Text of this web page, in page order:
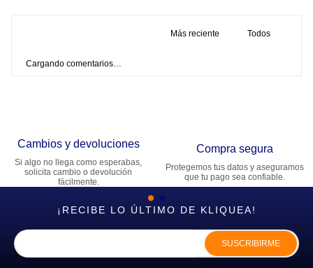
Más reciente Todos
Cargando comentarios…
Cambios y devoluciones
Si algo no llega como esperabas,
solicita cambio o devolución
fácilmente.
Compra segura
Protegemos tus datos y aseguramos
que tu pago sea confiable.
¡RECIBE LO ÚLTIMO DE KLIQUEA!
SUSCRIBIRME